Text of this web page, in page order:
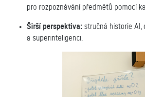
pro rozpoznávání předmětů pomocí
Širší perspektiva: stručná historie AI,
a superinteligenci.